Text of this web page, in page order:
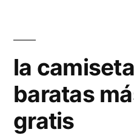
la
baratas
gratis